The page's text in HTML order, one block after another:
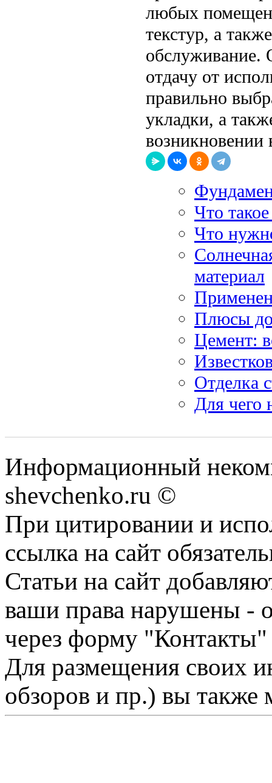
любых
текстур, а
обслуживание.
отдачу от
правильно
укладки, а
возникновении
Что
Что
материал
Плюсы
Цемент:
Отделка
Для чего
Информационный
shevchenko.ru ©
При цитировании и
ссылка на сайт
Статьи на сайт
ваши права нарушены -
через форму "Контакты"
Для размещения своих
обзоров и пр.) вы также